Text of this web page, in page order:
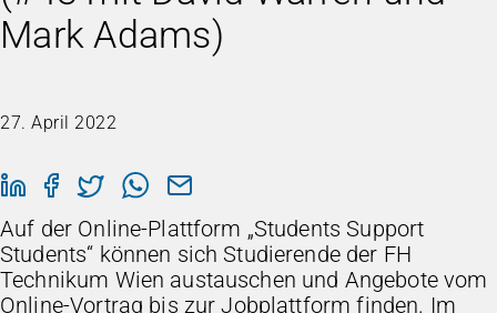
Mark Adams)
27. April 2022
Auf der Online-Plattform „Students Support
Students“ können sich Studierende der FH
Technikum Wien austauschen und Angebote vom
Online-Vortrag bis zur Jobplattform finden. Im